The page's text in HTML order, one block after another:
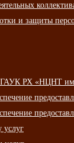
и защиты
ГАУК РХ «НЦНТ
услуг